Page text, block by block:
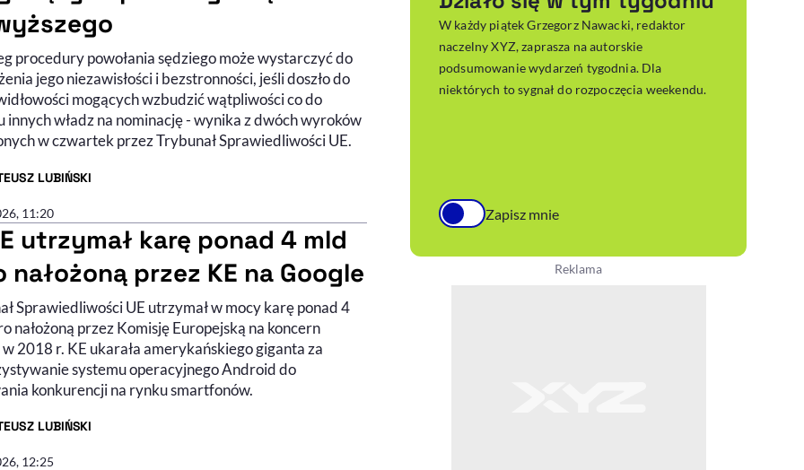
procedury powołania sędziego może wystarczyć do
jego niezawisłości i bezstronności, jeśli doszło do
mogących wzbudzić wątpliwości co do
innych władz na nominację - wynika z dwóch wyroków
w czwartek przez Trybunał Sprawiedliwości UE.
LUBIŃSKI- PROFIL
11:20
utrzymał karę ponad 4 mld
nałożoną przez KE na Google
Sprawiedliwości UE utrzymał w mocy karę ponad 4
nałożoną przez Komisję Europejską na koncern
2018 r. KE ukarała amerykańskiego giganta za
systemu operacyjnego Android do
konkurencji na rynku smartfonów.
LUBIŃSKI- PROFIL
12:25